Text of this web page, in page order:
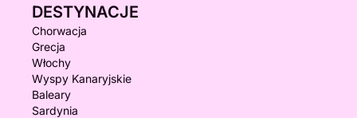
DESTYNACJE
Chorwacja
Grecja
Włochy
Wyspy Kanaryjskie
Baleary
Sardynia